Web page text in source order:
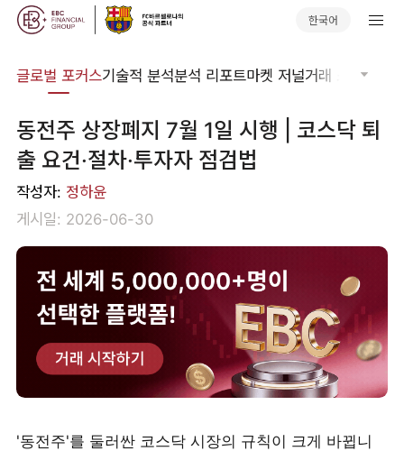
한국어
글로벌 포커스기술적 분석분석 리포트마켓 저널거래 소프트웨어
동전주 상장폐지 7월 1일 시행 | 코스닥 퇴
출 요건·절차·투자자 점검법
작성자: 정하윤
게시일: 2026-06-30
'동전주'를 둘러싼 코스닥 시장의 규칙이 크게 바뀝니